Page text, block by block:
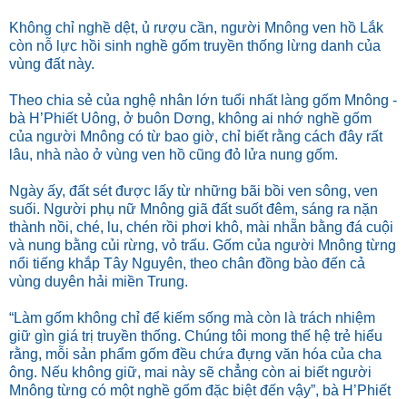
Không chỉ nghề dệt, ủ rượu cần, người Mnông ven hồ Lắk
còn nỗ lực hồi sinh nghề gốm truyền thống lừng danh của
vùng đất này.
Theo chia sẻ của nghệ nhân lớn tuổi nhất làng gốm Mnông -
bà H’Phiết Uông, ở buôn Dơng, không ai nhớ nghề gốm
của người Mnông có từ bao giờ, chỉ biết rằng cách đây rất
lâu, nhà nào ở vùng ven hồ cũng đỏ lửa nung gốm.
Ngày ấy, đất sét được lấy từ những bãi bồi ven sông, ven
suối. Người phụ nữ Mnông giã đất suốt đêm, sáng ra nặn
thành nồi, ché, lu, chén rồi phơi khô, mài nhẵn bằng đá cuội
và nung bằng củi rừng, vỏ trấu. Gốm của người Mnông từng
nổi tiếng khắp Tây Nguyên, theo chân đồng bào đến cả
vùng duyên hải miền Trung.
“Làm gốm không chỉ để kiếm sống mà còn là trách nhiệm
giữ gìn giá trị truyền thống. Chúng tôi mong thế hệ trẻ hiểu
rằng, mỗi sản phẩm gốm đều chứa đựng văn hóa của cha
ông. Nếu không giữ, mai này sẽ chẳng còn ai biết người
Mnông từng có một nghề gốm đặc biệt đến vậy”, bà H’Phiết